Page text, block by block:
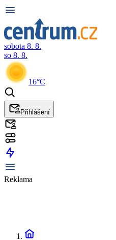
sobota 8. 8.
so 8. 8.
16°C
Přihlášení
Reklama